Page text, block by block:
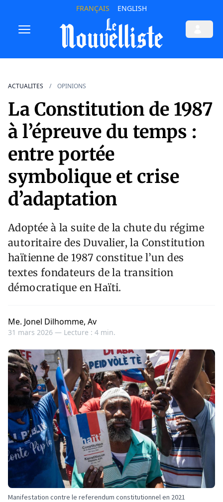
FRANÇAIS ENGLISH
ACTUALITES OPINIONS
La Constitution de 1987
à l’épreuve du temps :
entre portée
symbolique et crise
d’adaptation
Adoptée à la suite de la chute du régime
autoritaire des Duvalier, la Constitution
haïtienne de 1987 constitue l’un des
textes fondateurs de la transition
démocratique en Haïti.
Me. Jonel Dilhomme, Av
31 mars 2026 — Lecture : 4 min.
Manifestation contre le referendum constitutionnel en 2021